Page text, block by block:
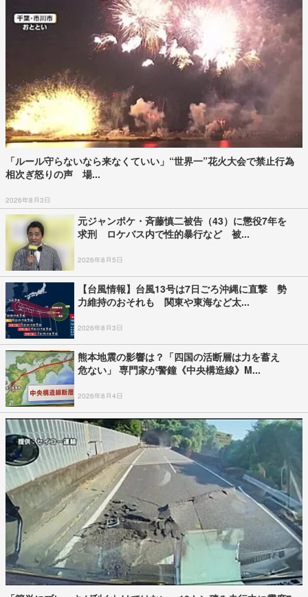
「ルール守らないなら来なくていい」“世界一”花火大会で禁止行為
相次ぎ怒りの声 場...
2026年8月3日
元ジャンポケ・斉藤慎二被告（43）に懲役7年を
求刑 ロケバス内で性的暴行など 被...
2026年8月5日
【台風情報】台風13号は7日ごろ沖縄に直撃 勢
力維持のおそれも 関東や東海など太...
2026年8月3日
熊本地震の影響は？「四国の活断層は力を蓄え
危ない」 専門家が警鐘《中央構造線》M...
2026年8月4日